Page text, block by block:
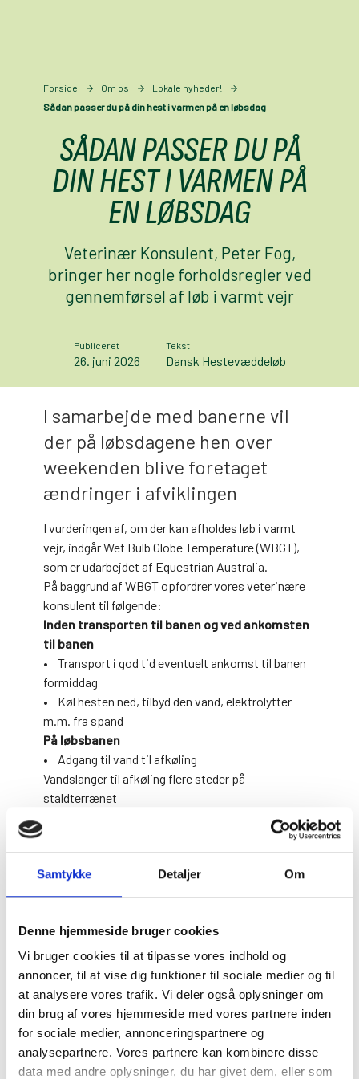
Samtykke Detaljer Om
Denne hjemmeside bruger cookies
Vi bruger cookies til at tilpasse vores indhold og
annoncer, til at vise dig funktioner til sociale medier og til
at analysere vores trafik. Vi deler også oplysninger om
din brug af vores hjemmeside med vores partnere inden
for sociale medier, annonceringspartnere og
analysepartnere. Vores partnere kan kombinere disse
data med andre oplysninger, du har givet dem, eller som
Forside Om os
Lokale nyheder!
Sådan passer du på din hest i varmen på en løbsdag
SÅDAN PASSER DU PÅ
DIN HEST I VARMEN PÅ
EN LØBSDAG
Veterinær Konsulent, Peter Fog,
bringer her nogle forholdsregler ved
gennemførsel af løb i varmt vejr
Publiceret
26. juni 2026
Tekst
Dansk Hestevæddeløb
I samarbejde med banerne vil
der på løbsdagene hen over
weekenden blive foretaget
ændringer i afviklingen
I vurderingen af, om der kan afholdes løb i varmt
vejr, indgår Wet Bulb Globe Temperature (WBGT),
som er udarbejdet af Equestrian Australia.
På baggrund af WBGT opfordrer vores veterinære
konsulent til følgende:
Inden transporten til banen og ved ankomsten
til banen
• Transport i god tid eventuelt ankomst til banen
formiddag
• Køl hesten ned, tilbyd den vand, elektrolytter
m.m. fra spand
På løbsbanen
• Adgang til vand til afkøling
Vandslanger til afkøling flere steder på
staldterrænet
Vand i store beholdere til drikkevand og afkøling
• Eventuelt blæsere til afkøling af heste
• Forkortet tid mellem præsentation og start på
løb
• Ingensejrsceremoni
• Efter løb køles hesten ned med rigelig vand -
anvend svedskraber
• Skridt hesten af i skygge og gerne hvor der er
vind
• Ved usikkerhed om hestens tilstand kontaktes
banedyrlægen straks